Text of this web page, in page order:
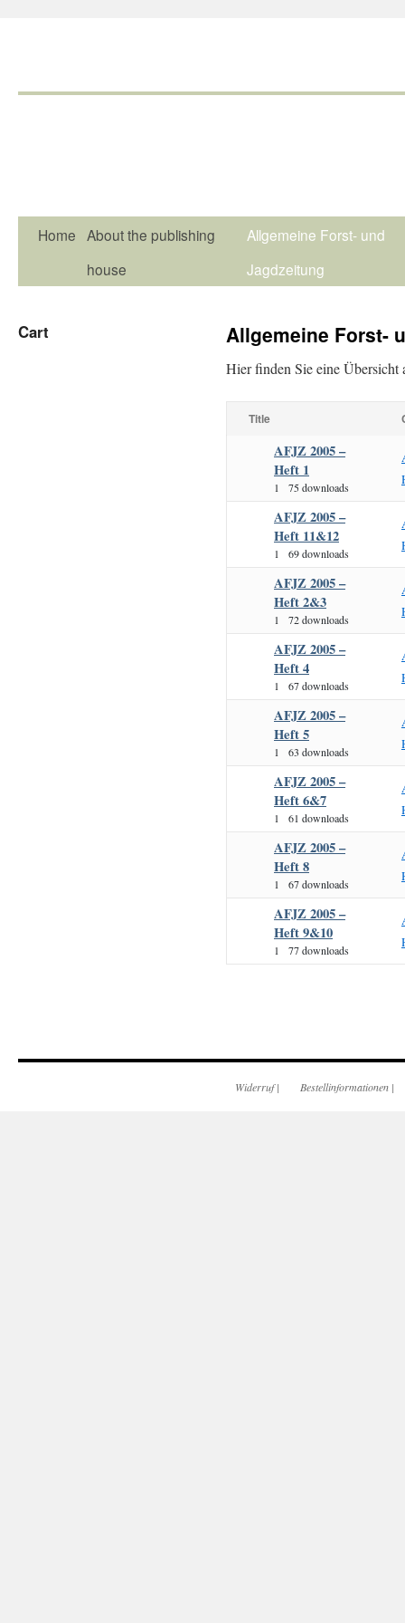
Home About the publishing
house
Allgemeine Forst- und
Jagdzeitung
Allgemeine Forst-
Hier finden Sie eine
Title
AFJZ 2005 –
Heft 1
1 75 downloads
AFJZ 2005 –
Heft 11&12
1 69 downloads
AFJZ 2005 –
Heft 2&3
1 72 downloads
AFJZ 2005 –
Heft 4
1 67 downloads
AFJZ 2005 –
Heft 5
1 63 downloads
AFJZ 2005 –
Heft 6&7
1 61 downloads
AFJZ 2005 –
Heft 8
1 67 downloads
AFJZ 2005 –
Heft 9&10
1 77 downloads
Cart
Widerruf| Bestellinformationen |